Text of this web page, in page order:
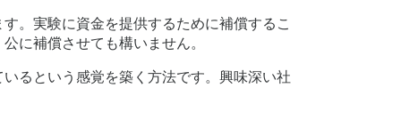
。実験に資金を提供するために補償するこ
に補償させても構いません。
るという感覚を築く方法です。興味深い社